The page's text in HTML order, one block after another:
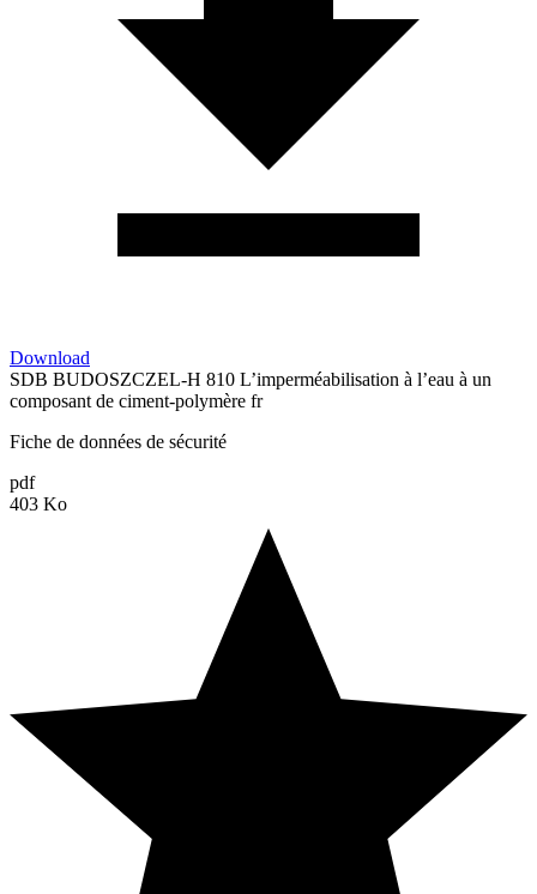
Download
SDB BUDOSZCZEL-H 810 L’imperméabilisation à l’eau à un
composant de ciment-polymère fr
Fiche de données de sécurité
pdf
403 Ko